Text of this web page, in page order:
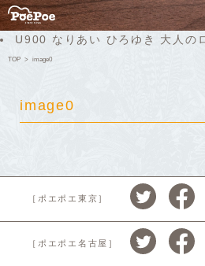
U900 なりあい ひろゆき 大人の
TOP image0
image0
［ポエポエ東京］
［ポエポエ名古屋］